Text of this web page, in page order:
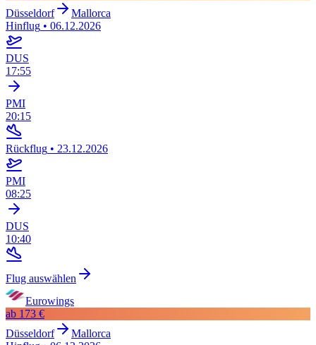
Düsseldorf
Mallorca
Hinflug • 06.12.2026
DUS
17:55
PMI
20:15
Rückflug • 23.12.2026
PMI
08:25
DUS
10:40
Flug auswählen
Eurowings
ab 173 €
Düsseldorf
Mallorca